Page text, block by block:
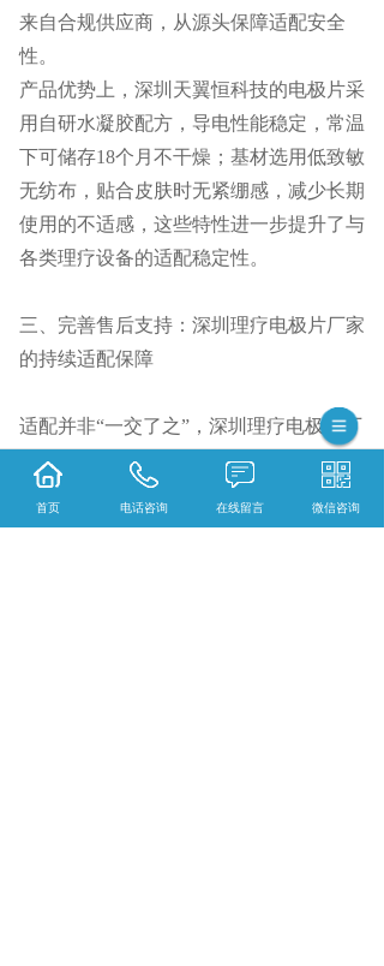
来自合规供应商，从源头保障适配安全
性。
产品优势上，深圳天翼恒科技的电极片采
用自研水凝胶配方，导电性能稳定，常温
下可储存18个月不干燥；基材选用低致敏
无纺布，贴合皮肤时无紧绷感，减少长期
使用的不适感，这些特性进一步提升了与
各类理疗设备的适配稳定性。
三、完善售后支持： 深圳理疗电极片厂家
的持续适配保障
适配并非“一交了之”， 深圳理疗电极片厂
的售后服务同样影响长期适配效果。深
圳天翼恒科技为客户提供 “使用跟踪+技术
响应”服务：设备装机后，定期回访使用
首页 电话咨询 在线留言 微信咨询